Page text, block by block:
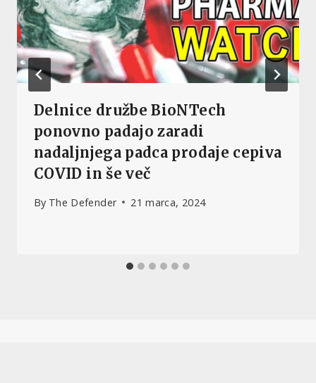
Delnice družbe BioNTech
ponovno padajo zaradi
nadaljnjega padca prodaje cepiva
COVID in še več
By The Defender 21 marca, 2024